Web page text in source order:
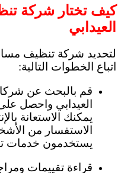
كيف تختار شركة
العيدابي
لتحديد شركة تنظيف
اتباع الخطوات التالية:
قم بالبحث عن
العيدابي واحصل
يمكنك الاستعانة
الاستفسار من
يستخدمون خدمات
قراءة تقييمات